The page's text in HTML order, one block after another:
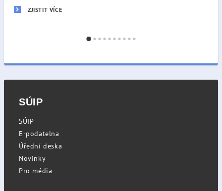
ZJISTIT VÍCE
SÚIP
SÚIP
E-podatelna
Úřední deska
Novinky
Pro média